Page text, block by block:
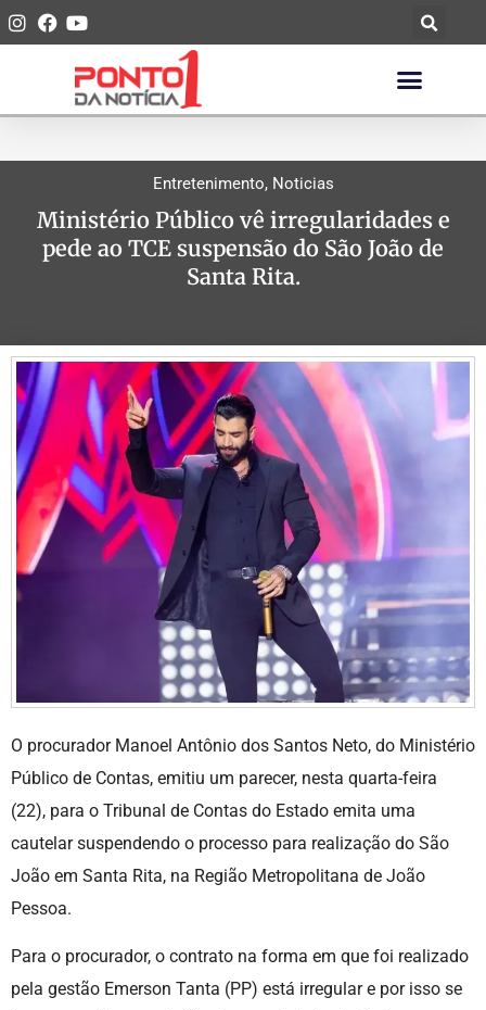
Entretenimento, Noticias
Ministério Público vê irregularidades e
pede ao TCE suspensão do São João de
Santa Rita.
O procurador Manoel Antônio dos Santos Neto, do Ministério
Público de Contas, emitiu um parecer, nesta quarta-feira
(22), para o Tribunal de Contas do Estado emita uma
cautelar suspendendo o processo para realização do São
João em Santa Rita, na Região Metropolitana de João
Pessoa.
Para o procurador, o contrato na forma em que foi realizado
pela gestão Emerson Tanta (PP) está irregular e por isso se